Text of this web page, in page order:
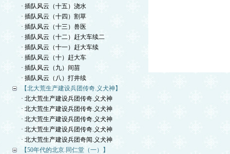
· 插队风云（十五）浇水
· 插队风云（十四）割草
· 插队风云（十三）兽医
· 插队风云（十二）赶大车续二
· 插队风云（十一）赶大车续
· 插队风云（十）赶大车
· 插队风云（九）间苗
· 插队风云（八）打井续
【北大荒生产建设兵团传奇.义犬神】
· 北大荒生产建设兵团传奇.义犬神
· 北大荒生产建设兵团传奇.义犬神
· 北大荒生产建设兵团传奇.义犬神
· 北大荒生产建设兵团传奇.义犬神
· 北大荒生产建设兵团奇闻.义犬神
【50年代的北京.同仁堂（一）】